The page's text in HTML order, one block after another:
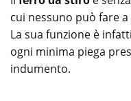
cui nessuno può fare
La sua funzione è
ogni minima piega
indumento.